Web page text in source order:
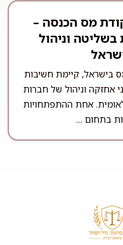
לפקודת מס הכנסה –
בשליטה וניהול
בישראל, קיימת חשיבות
אחזקה וניהול של חברות
אחת ההתפתחויות
בתחום ...